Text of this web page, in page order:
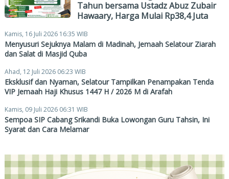
Tahun bersama Ustadz Abuz Zubair
Hawaary, Harga Mulai Rp38,4 Juta
Kamis, 16 Juli 2026 16:35 WIB
Menyusuri Sejuknya Malam di Madinah, Jemaah Selatour Ziarah
dan Salat di Masjid Quba
Ahad, 12 Juli 2026 06:23 WIB
Eksklusif dan Nyaman, Selatour Tampilkan Penampakan Tenda
VIP Jemaah Haji Khusus 1447 H / 2026 M di Arafah
Kamis, 09 Juli 2026 06:31 WIB
Sempoa SIP Cabang Srikandi Buka Lowongan Guru Tahsin, Ini
Syarat dan Cara Melamar